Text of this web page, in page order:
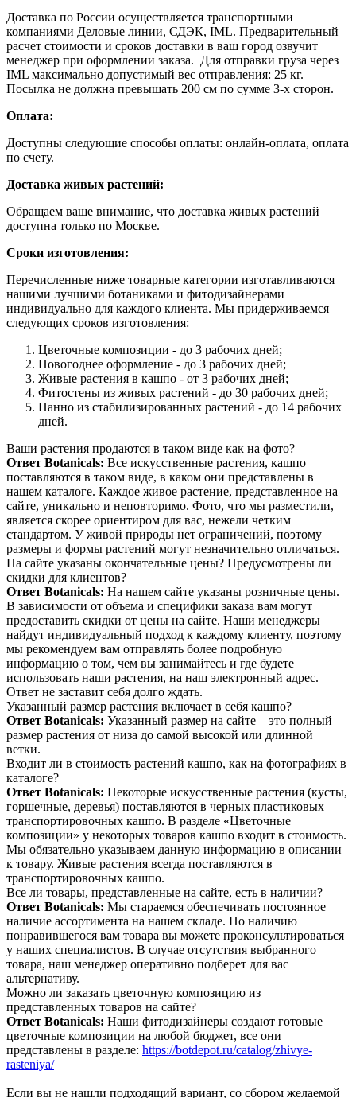
Доставка по России осуществляется транспортными
компаниями Деловые линии, СДЭК, IML. Предварительный
расчет стоимости и сроков доставки в ваш город озвучит
менеджер при оформлении заказа. Для отправки груза через
IML максимально допустимый вес отправления: 25 кг.
Посылка не должна превышать 200 см по сумме 3-х сторон.
Оплата:
Доступны следующие способы оплаты: онлайн-оплата, оплата
по счету.
Доставка живых растений:
Обращаем ваше внимание, что доставка живых растений
доступна только по Москве.
Сроки изготовления:
Перечисленные ниже товарные категории изготавливаются
нашими лучшими ботаниками и фитодизайнерами
индивидуально для каждого клиента. Мы придерживаемся
следующих сроков изготовления:
Цветочные композиции - до 3 рабочих дней;
Новогоднее оформление - до 3 рабочих дней;
Живые растения в кашпо - от 3 рабочих дней;
Фитостены из живых растений - до 30 рабочих дней;
Панно из стабилизированных растений - до 14 рабочих
дней.
Ваши растения продаются в таком виде как на фото?
Ответ Botanicals: Все искусственные растения, кашпо
поставляются в таком виде, в каком они представлены в
нашем каталоге. Каждое живое растение, представленное на
сайте, уникально и неповторимо. Фото, что мы разместили,
является скорее ориентиром для вас, нежели четким
стандартом. У живой природы нет ограничений, поэтому
размеры и формы растений могут незначительно отличаться.
На сайте указаны окончательные цены? Предусмотрены ли
скидки для клиентов?
Ответ Botanicals: На нашем сайте указаны розничные цены.
В зависимости от объема и специфики заказа вам могут
предоставить скидки от цены на сайте. Наши менеджеры
найдут индивидуальный подход к каждому клиенту, поэтому
мы рекомендуем вам отправлять более подробную
информацию о том, чем вы занимайтесь и где будете
использовать наши растения, на наш электронный адрес.
Ответ не заставит себя долго ждать.
Указанный размер растения включает в себя кашпо?
Ответ Botanicals: Указанный размер на сайте – это полный
размер растения от низа до самой высокой или длинной
ветки.
Входит ли в стоимость растений кашпо, как на фотографиях в
каталоге?
Ответ Botanicals: Некоторые искусственные растения (кусты,
горшечные, деревья) поставляются в черных пластиковых
транспортировочных кашпо. В разделе «Цветочные
композиции» у некоторых товаров кашпо входит в стоимость.
Мы обязательно указываем данную информацию в описании
к товару. Живые растения всегда поставляются в
транспортировочных кашпо.
Все ли товары, представленные на сайте, есть в наличии?
Ответ Botanicals: Мы стараемся обеспечивать постоянное
наличие ассортимента на нашем складе. По наличию
понравившегося вам товара вы можете проконсультироваться
у наших специалистов. В случае отсутствия выбранного
товара, наш менеджер оперативно подберет для вас
альтернативу.
Можно ли заказать цветочную композицию из
представленных товаров на сайте?
Ответ Botanicals: Наши фитодизайнеры создают готовые
цветочные композиции на любой бюджет, все они
представлены в разделе: https://botdepot.ru/catalog/zhivye-
rasteniya/
Если вы не нашли подходящий вариант, со сбором желаемой